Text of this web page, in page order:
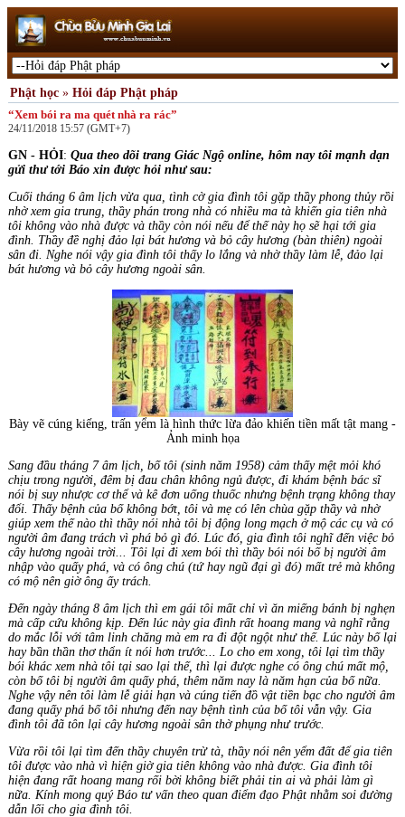
Phật học » Hỏi đáp Phật pháp
“Xem bói ra ma quét nhà ra rác”
24/11/2018 15:57 (GMT+7)
GN - HỎI: Qua theo dõi trang Giác Ngộ online, hôm nay tôi mạnh dạn
gửi thư tới Báo xin được hỏi như sau:
Cuối tháng 6 âm lịch vừa qua, tình cờ gia đình tôi gặp thầy phong thủy rồi
nhờ xem gia trung, thầy phán trong nhà có nhiều ma tà khiến gia tiên nhà
tôi không vào nhà được và thầy còn nói nếu để thế này họ sẽ hại tới gia
đình. Thầy đề nghị đảo lại bát hương và bỏ cây hương (bàn thiên) ngoài
sân đi. Nghe nói vậy gia đình tôi thấy lo lắng và nhờ thầy làm lễ, đảo lại
bát hương và bỏ cây hương ngoài sân.
Bày vẽ cúng kiếng, trấn yểm là hình thức lừa đảo khiến tiền mất tật mang -
Ảnh minh họa
Sang đầu tháng 7 âm lịch, bố tôi (sinh năm 1958) cảm thấy mệt mỏi khó
chịu trong người, đêm bị đau chân không ngủ được, đi khám bệnh bác sĩ
nói bị suy nhược cơ thể và kê đơn uống thuốc nhưng bệnh trạng không thay
đổi. Thấy bệnh của bố không bớt, tôi và mẹ có lên chùa gặp thầy và nhờ
giúp xem thế nào thì thầy nói nhà tôi bị động long mạch ở mộ các cụ và có
người âm đang trách vì phá bỏ gì đó. Lúc đó, gia đình tôi nghĩ đến việc bỏ
cây hương ngoài trời... Tôi lại đi xem bói thì thầy bói nói bố bị người âm
nhập vào quấy phá, và có ông chú (tứ hay ngũ đại gì đó) mất trẻ mà không
có mộ nên giờ ông ấy trách.
Đến ngày tháng 8 âm lịch thì em gái tôi mất chỉ vì ăn miếng bánh bị nghẹn
mà cấp cứu không kịp. Đến lúc này gia đình rất hoang mang và nghĩ rằng
do mắc lỗi với tâm linh chăng mà em ra đi đột ngột như thế. Lúc này bố lại
hay bần thần thơ thẩn ít nói hơn trước... Lo cho em xong, tôi lại tìm thầy
bói khác xem nhà tôi tại sao lại thế, thì lại được nghe có ông chú mất mộ,
còn bố tôi bị người âm quấy phá, thêm năm nay là năm hạn của bố nữa.
Nghe vậy nên tôi làm lễ giải hạn và cúng tiến đồ vật tiền bạc cho người âm
đang quấy phá bố tôi nhưng đến nay bệnh tình của bố tôi vẫn vậy. Gia
đình tôi đã tôn lại cây hương ngoài sân thờ phụng như trước.
Vừa rồi tôi lại tìm đến thầy chuyên trừ tà, thầy nói nên yểm đất để gia tiên
tôi được vào nhà vì hiện giờgia tiên không vào nhà được. Gia đình tôi
hiện đang rất hoang mang rối bời không biết phải tin ai và phải làm gì
nữa. Kính mong quý Báo tư vấn theo quan điểm đạo Phật nhằm soi đường
dẫn lối cho gia đình tôi.